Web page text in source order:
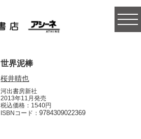
世界泥棒
桜井晴也
河出書房新社
2013年11月発売
税込価格：1540円
ISBNコード：9784309022369